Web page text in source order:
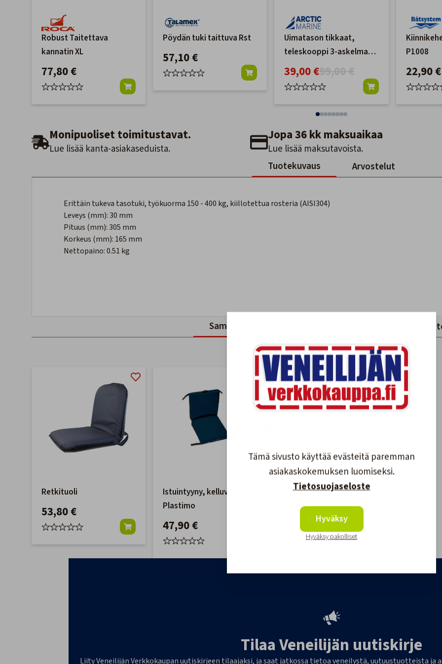
Robust Taitettava
kannatin XL
77,80 €
Pöydän tuki taittuva Rst
57,10 €
Uimatason tikkaat,
teleskooppi 3-askelmaa
(L1030)
39,00 €
P1008
22,90 €
Monipuoliset toimitustavat.
Lue lisää kanta-asiakaseduista.
Jopa 36 kk maksuaikaa
Lue lisää maksutavoista.
Tuotekuvaus
Arvostelut
Erittäin tukeva tasotuki, työkuorma 150 - 400 kg, kiillotettua rosteria (AISI304)
Leveys (mm):30 mm
Pituus (mm):305 mm
Korkeus (mm): 165 mm
Nettopaino:0.51 kg
Samankaltaiset tuotteet Viimeksi katsotut
Retkituoli
53,80 €
Istuintyyny, kelluva 166N,
Plastimo
47,90 €
-20%
Matto Ankkurikuviolla
Puolipyöreä
12,90 €16,20 €
Tilaa Veneilijän uutiskirje
Liity Veneilijän Verkkokaupan uutiskirjeen tilaajaksi, ja saat jatkossa tietoa veneilystä, uutuustuotteista
Tämä sivusto käyttää evästeitä paremman
asiakaskokemuksen luomiseksi.
Tietosuojaseloste
Hyväksy
Hyväksy pakolliset